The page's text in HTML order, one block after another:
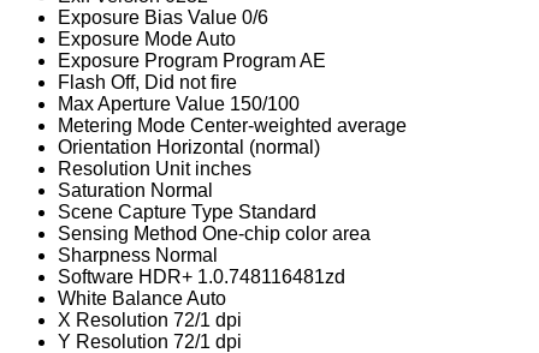
Exposure Bias Value 0/6
Exposure ModeAuto
Exposure Program Program AE
Flash Off, Did not fire
Max Aperture Value 150/100
Metering Mode Center-weighted average
Orientation Horizontal (normal)
Resolution Unit inches
Saturation Normal
Scene Capture Type Standard
Sensing Method One-chip color area
Sharpness Normal
Software HDR+ 1.0.748116481zd
White BalanceAuto
X Resolution 72/1 dpi
Y Resolution 72/1 dpi